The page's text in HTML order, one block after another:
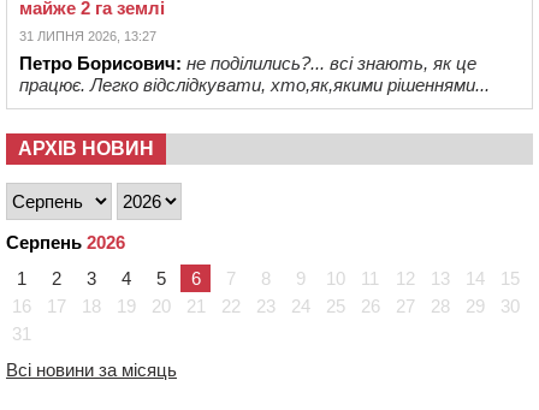
майже 2 га землі
31 ЛИПНЯ 2026, 13:27
Петро Борисович: не поділились?... всі знають, як це
працює. Легко відслідкувати, хто,як,якими рішеннями...
АРХІВ НОВИН
Серпень 2026
1
2 3 4 5 6 7 8 9 10 11 12 13 14
15
16
17 18 19 20 21 22 23 24 25 26 27 28 29
30
31
Всі новини за місяць